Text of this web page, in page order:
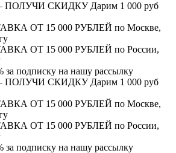
ПОЛУЧИ СКИДКУ Дарим 1 000 руб
ОТ 15 000 РУБЛЕЙ по Москве,
ОТ 15 000 РУБЛЕЙ по России,
за подписку на нашу рассылку
ПОЛУЧИ СКИДКУ Дарим 1 000 руб
ОТ 15 000 РУБЛЕЙ по Москве,
ОТ 15 000 РУБЛЕЙ по России,
за подписку на нашу рассылку